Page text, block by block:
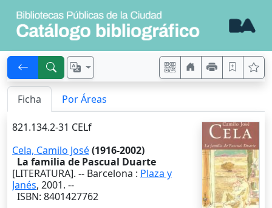
Ficha Por Áreas
821.134.2-31 CELf
Cela, Camilo José(1916-2002)
La familia de Pascual Duarte
[LITERATURA]. -- Barcelona : Plaza y
Janés, 2001. --
ISBN: 8401427762